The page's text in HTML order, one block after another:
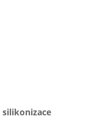
silikonizace